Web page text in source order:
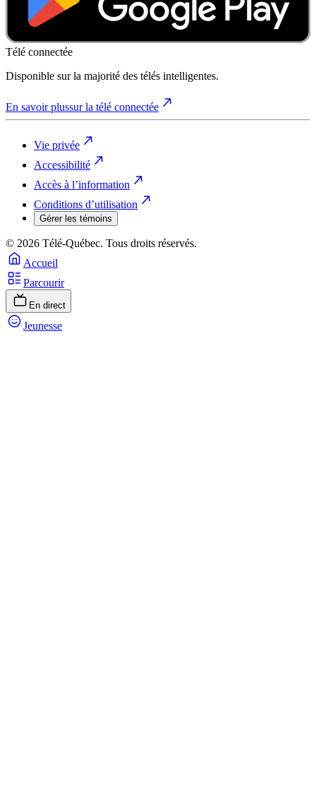
Télé connectée
Disponible sur la majorité des télés intelligentes.
En savoir plussur la télé connectée
Vie privée
Accessibilité
Accès à l’information
Conditions d’utilisation
Gérer les témoins
© 2026 Télé-Québec. Tous droits réservés.
Accueil
Parcourir
En direct
Jeunesse